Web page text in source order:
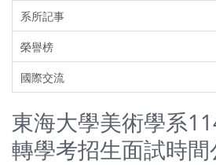
系所記事
榮譽榜
國際交流
東海大學美術學系
轉學考招生面試時間